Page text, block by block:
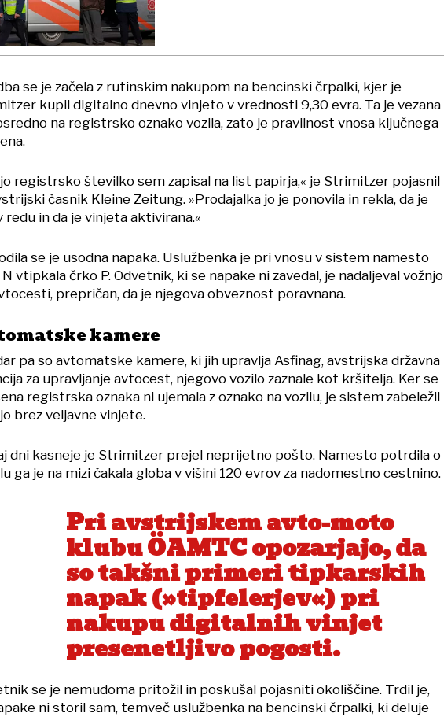
se je začela z rutinskim nakupom na bencinski črpalki, kjer je
kupil digitalno dnevno vinjeto v vrednosti 9,30 evra. Ta je vezana
na registrsko oznako vozila, zato je pravilnost vnosa ključnega
registrsko številko sem zapisal na list papirja,« je Strimitzer pojasnil
časnik Kleine Zeitung. »Prodajalka jo je ponovila in rekla, da je
redu in da je vinjeta aktivirana.«
se je usodna napaka. Uslužbenka je pri vnosu v sistem namesto
vtipkala črko P. Odvetnik, ki se napake ni zavedal, je nadaljeval vožnjo
prepričan, da je njegova obveznost poravnana.
kamere
pa so avtomatske kamere, ki jih upravlja Asfinag, avstrijska državna
za upravljanje avtocest, njegovo vozilo zaznale kot kršitelja. Ker se
registrska oznaka ni ujemala z oznako na vozilu, je sistem zabeležil
brez veljavne vinjete.
dni kasneje je Strimitzer prejel neprijetno pošto. Namesto potrdila o
ga je na mizi čakala globa v višini 120 evrov za nadomestno cestnino.
Pri avstrijskem avto-moto
klubu ÖAMTC opozarjajo, da
so takšni primeri tipkarskih
napak (»tipfelerjev«) pri
nakupu digitalnih vinjet
presenetljivo pogosti.
se je nemudoma pritožil in poskušal pojasniti okoliščine. Trdil je,
ni storil sam, temveč uslužbenka na bencinski črpalki, ki deluje